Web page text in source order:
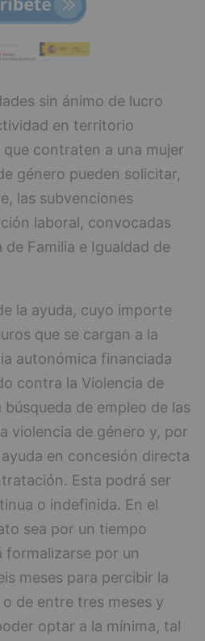
sin ánimo de lucro
en territorio
contraten a una mujer
género pueden solicitar,
las subvenciones
laboral, convocadas
Familia e Igualdad de
la ayuda, cuyo importe
que se cargan a la
autonómica financiada
contra la Violencia de
de empleo de las
violencia de género y, por
en concesión directa
Esta podrá ser
o indefinida. En el
sea por un tiempo
formalizarse por un
meses para percibir la
de entre tres meses y
optar a la mínima, tal